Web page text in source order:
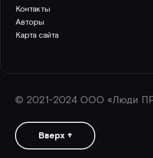
Контакты
Авторы
Карта сайта
© 2021-2024 ООО «Люди
Вверх ↑